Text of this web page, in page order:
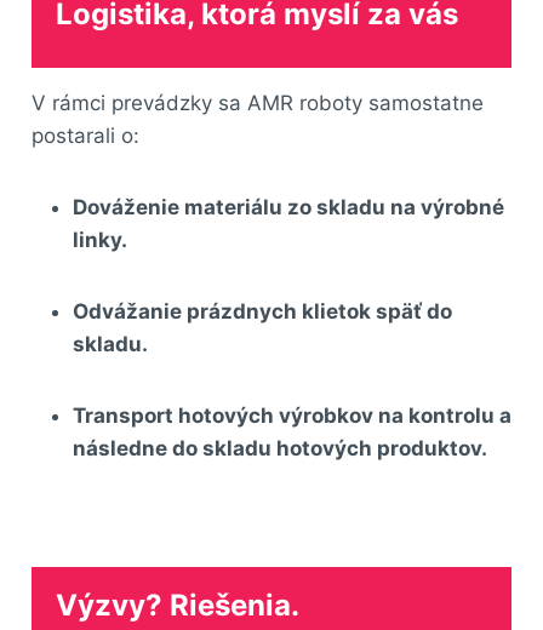
Logistika, ktorá myslí za vás
V rámci prevádzky sa AMR roboty samostatne
postarali o:
Dováženie materiálu zo skladu na výrobné
linky.
Odvážanie prázdnych klietok späť do
skladu.
Transport hotových výrobkov na kontrolu a
následne do skladu hotových produktov.
Výzvy? Riešenia.